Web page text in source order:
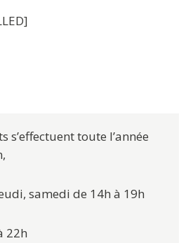
s’effectuent toute l’année
samedi de 14h à 19h
22h